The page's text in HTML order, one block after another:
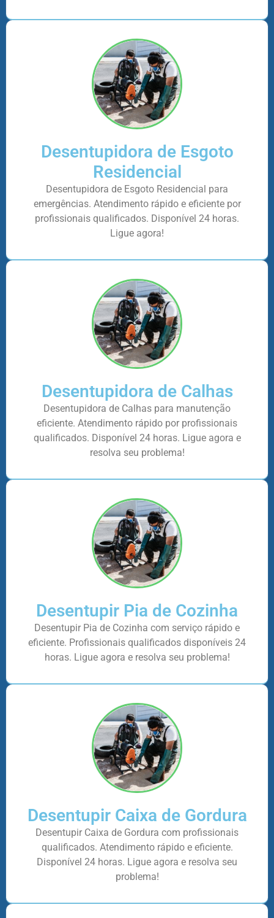
Desentupidora de Esgoto
Residencial
Desentupidora de Esgoto Residencial para
emergências. Atendimento rápido e eficiente por
profissionais qualificados. Disponível 24 horas.
Ligue agora!
Desentupidora de Calhas
Desentupidora de Calhas para manutenção
eficiente. Atendimento rápido por profissionais
qualificados. Disponível 24 horas. Ligue agora e
resolva seu problema!
Desentupir Pia de Cozinha
Desentupir Pia de Cozinha com serviço rápido e
eficiente. Profissionais qualificados disponíveis 24
horas. Ligue agora e resolva seu problema!
Desentupir Caixa de Gordura
Desentupir Caixa de Gordura com profissionais
qualificados. Atendimento rápido e eficiente.
Disponível 24 horas. Ligue agora e resolva seu
problema!